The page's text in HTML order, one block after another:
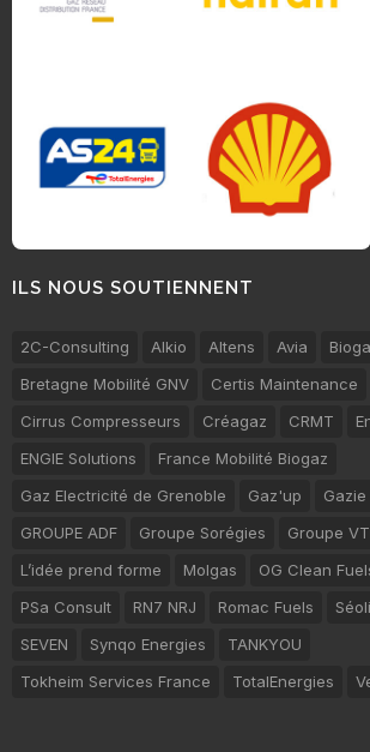
ILS NOUS SOUTIENNENT
2C-Consulting Alkio Altens Avia
Bretagne Mobilité GNV
Certis Maintenance
Cirrus Compresseurs
Créagaz CRMT
ENGIE Solutions
France Mobilité Biogaz
Gaz Electricité de Grenoble
Gaz'up Gazie
GROUPE ADF
Groupe Sorégies Groupe
L’idée prend forme
Molgas OG Clean
PSa Consult
RN7 NRJ Romac Fuels
SEVEN
Synqo Energies
TANKYOU
Tokheim Services France
TotalEnergies